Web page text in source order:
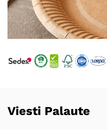
Viesti Palaute